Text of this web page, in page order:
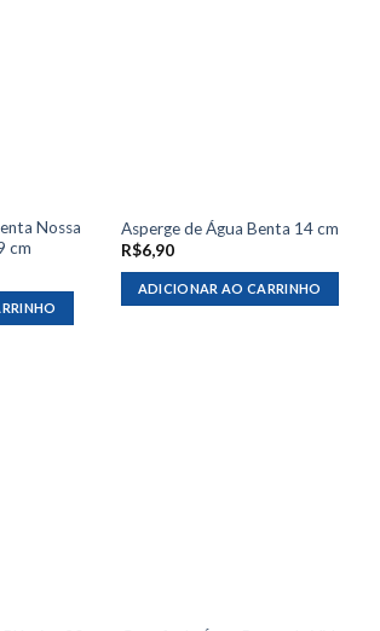
Nossa
cm
Asperge de Água Benta 14 cm
R$6,90
ADICIONAR AO CARRINHO